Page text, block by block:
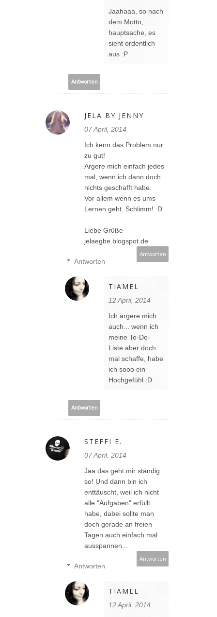
Jaahaaa, so nach
dem Motto,
hauptsache, es
sieht ordentlich
aus :P
Antworten
JELA BY JENNY
07 April, 2014
Ich kenn das Problem nur
zu gut!
Ärgere mich einfach jedes
mal, wenn ich dann doch
nichts geschafft habe.
Vor allem wenn es ums
Lernen geht. Schlimm! :D
Liebe Grüße
jelaegbe.blogspot.de
Antworten
Antworten
TIAMEL
12 April, 2014
Ich ärgere mich
auch... wenn ich
meine To-Do-
Liste aber doch
mal schaffe, habe
ich sooo ein
Hochgefühl :D
Antworten
STEFFI E.
07 April, 2014
Jaa das geht mir ständig
so! Und dann bin ich
enttäuscht, weil ich nicht
alle "Aufgaben" erfüllt
habe, dabei sollte man
doch gerade an freien
Tagen auch einfach mal
ausspannen...
Antworten
Antworten
TIAMEL
12 April, 2014